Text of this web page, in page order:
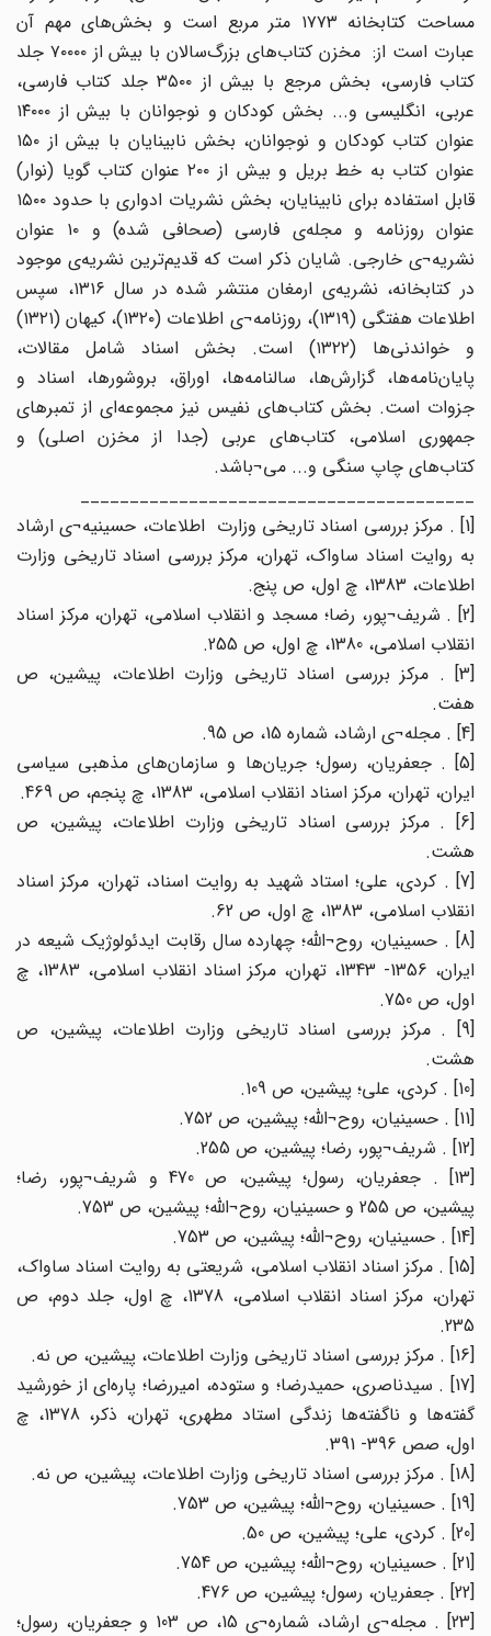
مساحت کتابخانه ۱۷۷۳ متر مربع است و بخش‌های مهم آن
عبارت است از: مخزن کتاب‌های بزرگ‌سالان‌ با بیش از ۷۰۰۰۰ جلد
کتاب فارسی، بخش مرجع‌ با بیش از ۳۵۰۰ جلد کتاب فارسی‌،
عربی‌، انگلیسی و... بخش کودکان و نوجوانان‌ با بیش از ۱۴۰۰۰
عنوان کتاب کودکان و نوجوانان، بخش نابینایان‌ با بیش از ۱۵۰
عنوان کتاب به خط بریل و بیش از ۲۰۰ عنوان کتاب گویا (نوار)
قابل استفاده برای نابینایان‌، بخش نشریات ادواری‌ با حدود ۱۵۰۰
عنوان روزنامه و مجله‌ی فارسی (صحافی شده‌) و ۱۰ عنوان
نشریه¬ی خارجی. شایان ذکر است که قدیم‌ترین نشریه‌ی موجود
در کتابخانه‌، نشریه‌ی ارمغان منتشر شده در سال ۱۳۱۶، سپس
اطلاعات هفتگی (۱۳۱۹)، روزنامه¬ی اطلاعات (۱۳۲۰)، کیهان (۱۳۲۱)
و خواندنی‌ها (۱۳۲۲) است‌. بخش اسناد شامل مقالات‌،
پایان‌نامه‌ها، گزارش‌ها، سالنامه‌ها، اوراق‌، بروشورها، اسناد و
جزوات است‌. بخش کتاب‌های نفیس نیز مجموعه‌ای از تمبرهای
جمهوری اسلامی‌، کتاب‌های عربی (جدا از مخزن اصلی‌) و
کتاب‌های چاپ سنگی و... می¬باشد.
________________________________________
[1] . مرکز بررسی اسناد تاریخی وزارت اطلاعات، حسینیه¬ی ارشاد
به روایت اسناد ساواک، تهران، مرکز بررسی اسناد تاریخی وزارت
اطلاعات، 1383، چ اول، ص پنج.
[2] . شریف¬پور، رضا؛ مسجد و انقلاب اسلامی، تهران، مرکز اسناد
انقلاب اسلامی، 1380، چ اول، ص 255.
[3] . مرکز بررسی اسناد تاریخی وزارت اطلاعات، پیشین، ص
هفت.
[5] . جعفریان، رسول؛ جریان‌ها و سازمان‌های مذهبی سیاسی
ایران، تهران، مرکز اسناد انقلاب اسلامی، 1383، چ پنجم، ص 469.
[6] . مرکز بررسی اسناد تاریخی وزارت اطلاعات، پیشین، ص
هشت.
[7] . کردی، علی؛ استاد شهید به روایت اسناد، تهران، مرکز اسناد
انقلاب اسلامی، 1383، چ اول، ص 62.
[8] . حسینیان، روح¬الله؛ چهارده سال رقابت ایدئولوژیک شیعه در
ایران، 1356- 1343، تهران، مرکز اسناد انقلاب اسلامی، 1383، چ
اول، ص 750.
[9] . مرکز بررسی اسناد تاریخی وزارت اطلاعات، پیشین، ص
هشت.
[13] . جعفریان، رسول؛ پیشین، ص 470 و شریف¬پور، رضا؛
پیشین، ص 255 و حسینیان، روح¬الله؛ پیشین، ص 753.
[15] . مرکز اسناد انقلاب اسلامی، شریعتی به روایت اسناد ساواک،
تهران، مرکز اسناد انقلاب اسلامی، 1378، چ اول، جلد دوم، ص
235.
[17] . سیدناصری، حمیدرضا؛ و ستوده، امیررضا؛ پاره‌ای از خورشید
گفته‌ها و ناگفته‌ها زندگی استاد مطهری، تهران، ذکر، 1378، چ
اول، صص 396- 391.
[23] . مجله¬ی ارشاد، شماره¬ی 15، ص 103 و جعفریان، رسول؛